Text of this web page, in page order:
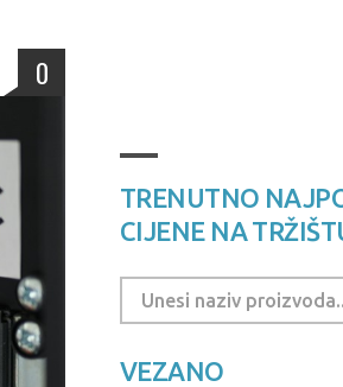
0
TRENUTNO
CIJENE NA
VEZANO